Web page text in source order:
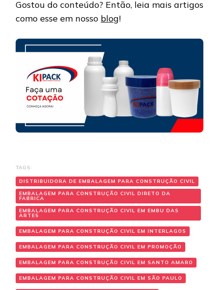
Gostou do conteúdo? Então, leia mais artigos
como esse em nosso blog!
TAGS:
DISTRIBUIDORA DE EMBALAGEM PARA CONSTRUÇÃO CIVIL
EMBALAGEM PARA CONSTRUÇÃO CIVIL DIRETO DA
FABRICA
EMBALAGEM PARA CONSTRUÇÃO CIVIL EM EMBU DAS
ARTES
EMBALAGEM PARA CONSTRUÇÃO CIVIL EM INTERLAGOS
EMBALAGEM PARA CONSTRUÇÃO CIVIL EM PROMOÇÃO
EMBALAGEM PARA CONSTRUÇÃO CIVIL EM SANTO AMARO
EMBALAGEM PARA CONSTRUÇÃO CIVIL EM SÃO PAULO